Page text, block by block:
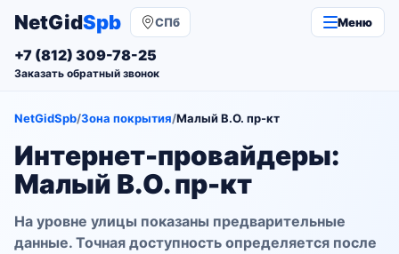
NetGidSpb СПб Меню
+7 (812) 309-78-25
Заказать обратный звонок
NetGidSpb/Зона покрытия/Малый В.О. пр-кт
Интернет-провайдеры:
Малый В.О. пр-кт
На уровне улицы показаны предварительные
данные. Точная доступность определяется после